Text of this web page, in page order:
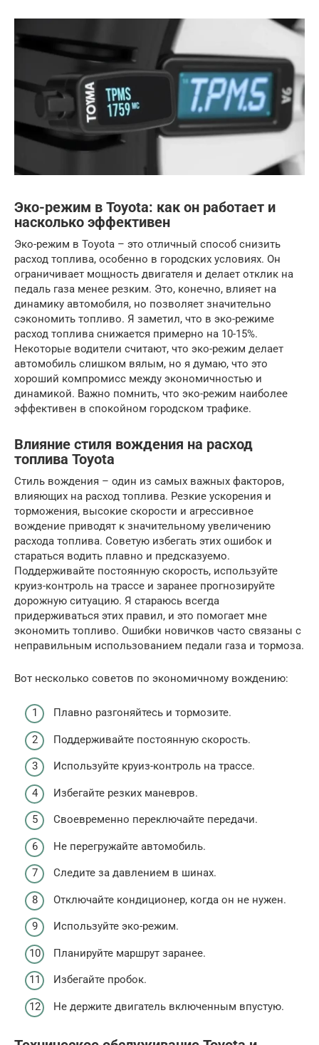
Эко-режим в Toyota: как он работает и
насколько эффективен
Эко-режим в Toyota – это отличный способ снизить
расход топлива, особенно в городских условиях. Он
ограничивает мощность двигателя и делает отклик на
педаль газа менее резким. Это, конечно, влияет на
динамику автомобиля, но позволяет значительно
сэкономить топливо. Я заметил, что в эко-режиме
расход топлива снижается примерно на 10-15%.
Некоторые водители считают, что эко-режим делает
автомобиль слишком вялым, но я думаю, что это
хороший компромисс между экономичностью и
динамикой. Важно помнить, что эко-режим наиболее
эффективен в спокойном городском трафике.
Влияние стиля вождения на расход
топлива Toyota
Стиль вождения – один из самых важных факторов,
влияющих на расход топлива. Резкие ускорения и
торможения, высокие скорости и агрессивное
вождение приводят к значительному увеличению
расхода топлива. Советую избегать этих ошибок и
стараться водить плавно и предсказуемо.
Поддерживайте постоянную скорость, используйте
круиз-контроль на трассе и заранее прогнозируйте
дорожную ситуацию. Я стараюсь всегда
придерживаться этих правил, и это помогает мне
экономить топливо. Ошибки новичков часто связаны с
неправильным использованием педали газа и тормоза.
Вот несколько советов по экономичному вождению:
Плавно разгоняйтесь и тормозите.
Поддерживайте постоянную скорость.
Используйте круиз-контроль на трассе.
Избегайте резких маневров.
Своевременно переключайте передачи.
Не перегружайте автомобиль.
Следите за давлением в шинах.
Отключайте кондиционер, когда он не нужен.
Используйте эко-режим.
Планируйте маршрут заранее.
Избегайте пробок.
Не держите двигатель включенным впустую.